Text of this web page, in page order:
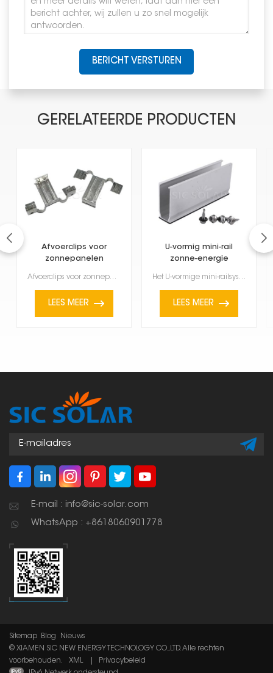
BERICHT VERSTUREN
GERELATEERDE PRODUCTEN
Afvoerclips voor
zonnepanelen
Afvoerclips voor zonnepanelen zijn kleine maar nuttige hulpmiddelen die helpen bij het afvoeren van ...
LEES MEER
U-vormig mini-rail
zonne-energie
Het U-vormige mini-railsysteem voor zonnepanelen is een kleine, effectieve manier om zonnepanelen te...
LEES MEER
E-mail : info@sic-solar.com
WhatsApp : +8618060901778
Sitemap Blog
Nieuws
© XIAMEN SIC NEW ENERGY TECHNOLOGY CO.,LTD. Alle rechten
voorbehouden.
XML
Privacybeleid